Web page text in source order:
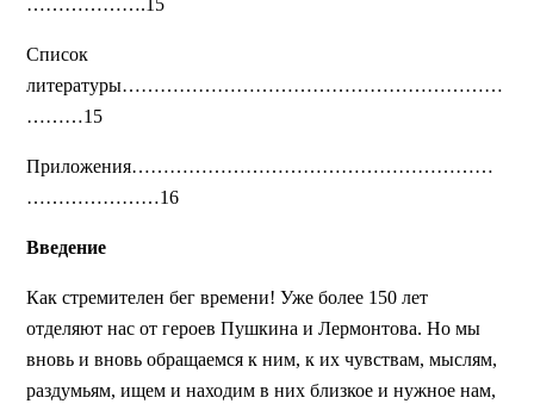
……………….15
Список
литературы……………………………………………………
………15
Приложения…………………………………………………
…………………16
Введение
Как стремителен бег времени! Уже более 150 лет
отделяют нас от героев Пушкина и Лермонтова. Но мы
вновь и вновь обращаемся к ним, к их чувствам, мыслям,
раздумьям, ищем и находим в них близкое и нужное нам,